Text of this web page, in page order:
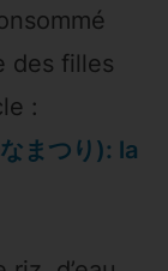
des filles
:
まつり): la